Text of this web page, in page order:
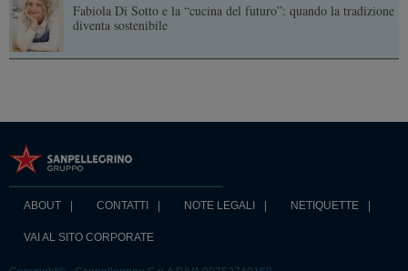
Fabiola Di Sotto e la “cucina del futuro”: quando la tradizione
diventa sostenibile
ABOUT CONTATTI NOTE LEGALI NETIQUETTE
VAI AL SITO CORPORATE